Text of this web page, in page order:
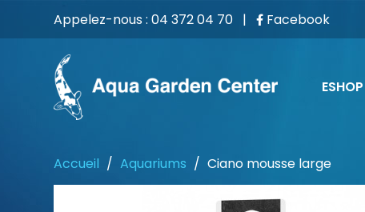
Appelez-nous : 04 372 04 70 | Facebook
Accueil Aquariums Ciano mousse large